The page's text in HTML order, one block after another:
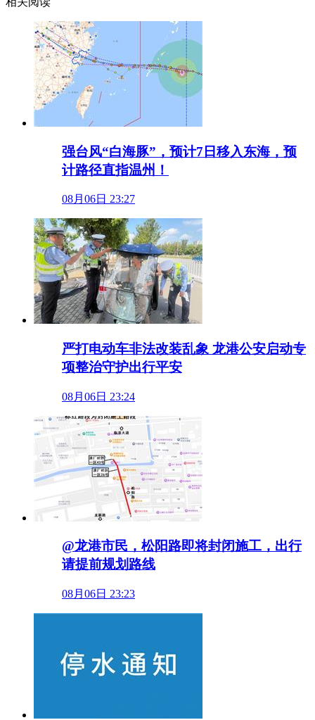
强台风“白海豚”，预计7日移入东海，预
计路径直指温州！
08月06日 23:27
严打电动车非法改装乱象 龙港公安启动专
项整治守护出行平安
08月06日 23:24
@龙港市民，松阳路即将封闭施工，出行
请提前规划路线
08月06日 23:23